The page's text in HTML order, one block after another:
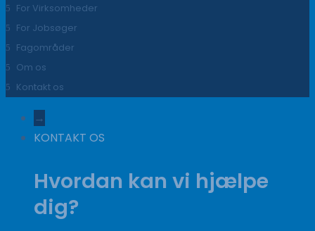
For Virksomheder
For Jobsøger
Fagområder
Om os
Kontakt os
→
KONTAKT OS
Hvordan kan vi hjælpe
dig?